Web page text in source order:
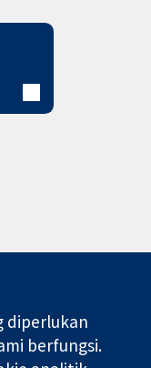
Hubungi kita
Berita
diperlukan
berfungsi.